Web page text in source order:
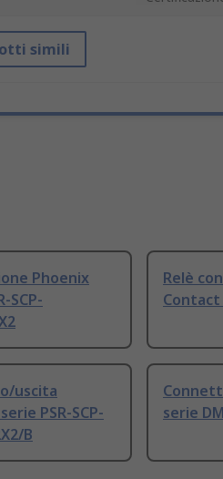
simili
Phoenix
SCP-
Relè
Contact
uscita
PSR-SCP-
B
serie